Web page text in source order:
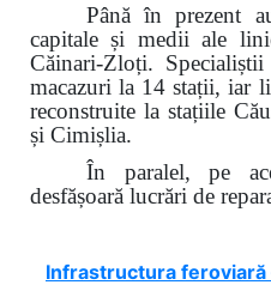
Până în prezent
capitale și medii ale
Căinari-Zloți.
macazuri la 14 stații, iar
reconstruite la stațiile
și Cimișlia.
În paralel, pe
desfășoară lucrări de
Infrastructura